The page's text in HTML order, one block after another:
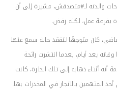
والدته لـ#متصدقش، مشيرة إلى أن
بفرصة عمل، لكنه رفض.
كان متوجهًا لتفقد حالة سمع عنها
بعد أيام، بعدما انتشرت رائحة
أثناء ذهابه إلى تلك الحارة، كانت
المتهمين بالاتجار في المخدرات بها.